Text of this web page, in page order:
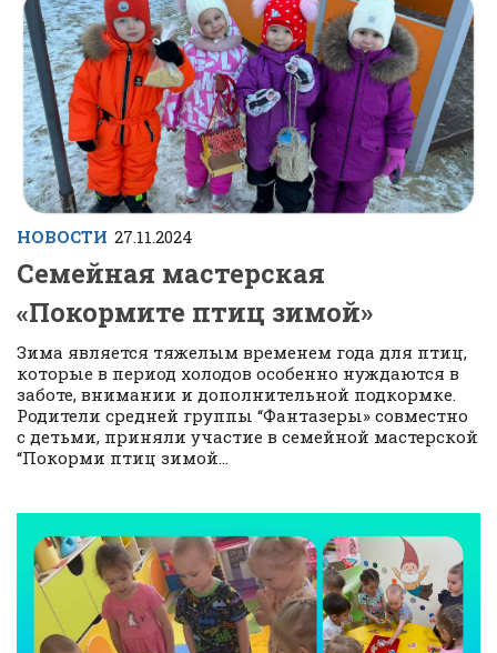
НОВОСТИ 27.11.2024
Семейная мастерская
«Покормите птиц зимой»
Зима является тяжелым временем года для птиц,
которые в период холодов особенно нуждаются в
заботе, внимании и дополнительной подкормке.
Родители средней группы “Фантазеры» совместно
с детьми, приняли участие в семейной мастерской
“Покорми птиц зимой...